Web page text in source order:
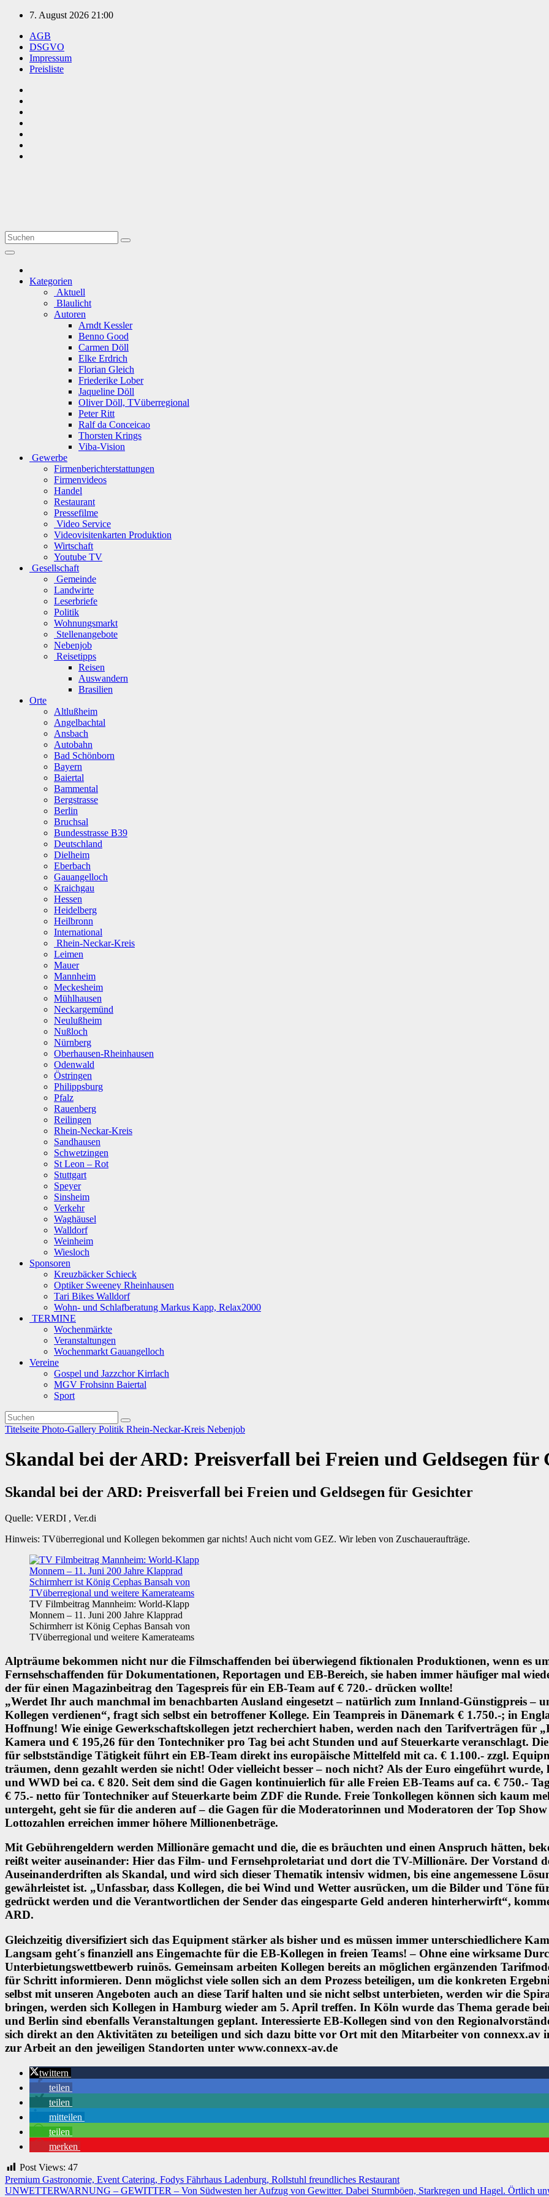
Zum
springen
7. August 2026 21:00
AGB
DSGVO
Impressum
Preisliste
Kategorien
Aktuell
Blaulicht
Autoren
Arndt Kessler
Benno Good
Carmen Döll
Elke Erdrich
Florian Gleich
Friederike Lober
Jaqueline Döll
Oliver Döll, TVüberregional
Peter Ritt
Ralf da Conceicao
Thorsten Krings
Viba-Vision
Gewerbe
Firmenberichterstattungen
Firmenvideos
Handel
Restaurant
Pressefilme
Video Service
Videovisitenkarten Produktion
Wirtschaft
Youtube TV
Gesellschaft
Gemeinde
Landwirte
Leserbriefe
Politik
Wohnungsmarkt
Stellenangebote
Nebenjob
Reisetipps
Reisen
Auswandern
Brasilien
Orte
Altlußheim
Angelbachtal
Ansbach
Autobahn
Bad Schönborn
Bayern
Baiertal
Bammental
Bergstrasse
Berlin
Bruchsal
Bundesstrasse B39
Deutschland
Dielheim
Eberbach
Gauangelloch
Kraichgau
Hessen
Heidelberg
Heilbronn
International
Rhein-Neckar-Kreis
Leimen
Mauer
Mannheim
Meckesheim
Mühlhausen
Neckargemünd
Neulußheim
Nußloch
Nürnberg
Oberhausen-Rheinhausen
Odenwald
Östringen
Philippsburg
Pfalz
Rauenberg
Reilingen
Rhein-Neckar-Kreis
Sandhausen
Schwetzingen
St Leon – Rot
Stuttgart
Speyer
Sinsheim
Verkehr
Waghäusel
Walldorf
Weinheim
Wiesloch
Sponsoren
Kreuzbäcker Schieck
Optiker Sweeney Rheinhausen
Tari Bikes Walldorf
Wohn- und Schlafberatung Markus Kapp, Relax2000
TERMINE
Wochenmärkte
Veranstaltungen
Wochenmarkt Gauangelloch
Vereine
Gospel und Jazzchor Kirrlach
MGV Frohsinn Baiertal
Sport
Titelseite Photo-Gallery Politik Rhein-Neckar-Kreis Nebenjob
Skandal bei der ARD: Preisverfall bei Freien und Geldsegen für
Skandal bei der ARD: Preisverfall bei Freien und Geldsegen für Gesichter
Quelle: VERDI , Ver.di
Hinweis: TVüberregional und Kollegen bekommen gar nichts! Auch nicht vom GEZ. Wir leben von Zuschaueraufträge.
TV Filmbeitrag Mannheim: World-Klapp
Monnem – 11. Juni 200 Jahre Klapprad
Schirmherr ist König Cephas Bansah von
TVüberregional und weitere Kamerateams
Alpträume bekommen nicht nur die Filmschaffenden bei überwiegend fiktionalen Produktionen, wenn es
Fernsehschaffenden für Dokumentationen, Reportagen und EB-Bereich, sie haben immer häufiger mal
der für einen Magazinbeitrag den Tagespreis für ein EB-Team auf € 720.- drücken wollte!
„Werdet Ihr auch manchmal im benachbarten Ausland eingesetzt – natürlich zum Innland-Günstigpreis –
Kollegen verdienen“, fragt sich selbst ein betroffener Kollege. Ein Teampreis in Dänemark € 1.750.-; in
Hoffnung! Wie einige Gewerkschaftskollegen jetzt recherchiert haben, werden nach den Tarifverträgen für
Kamera und € 195,26 für den Tontechniker pro Tag bei acht Stunden und auf Steuerkarte veranschlagt.
für selbstständige Tätigkeit führt ein EB-Team direkt ins europäische Mittelfeld mit ca. € 1.100.- zzgl.
träumen, denn gezahlt werden sie nicht! Oder vielleicht besser – noch nicht? Als der Euro eingeführt
und WWD bei ca. € 820. Seit dem sind die Gagen kontinuierlich für alle Freien EB-Teams auf ca. € 750.-
€ 75.- netto für Tontechniker auf Steuerkarte beim ZDF die Runde. Freie Tonkollegen können sich kaum
untergeht, geht sie für die anderen auf – die Gagen für die Moderatorinnen und Moderatoren der Top
Lottozahlen erreichen immer höhere Millionenbeträge.
Mit Gebührengeldern werden Millionäre gemacht und die, die es bräuchten und einen Anspruch hätten,
reißt weiter auseinander: Hier das Film- und Fernsehproletariat und dort die TV-Millionäre. Der Vorstand
Auseinanderdriften als Skandal, und wird sich dieser Thematik intensiv widmen, bis eine angemessene
gewährleistet ist. „Unfassbar, dass Kollegen, die bei Wind und Wetter ausrücken, um die Bilder und Töne
gedrückt werden und die Verantwortlichen der Sender das eingesparte Geld anderen hinterherwirft“,
ARD.
Gleichzeitig diversifiziert sich das Equipment stärker als bisher und es müssen immer unterschiedlichere
Langsam geht´s finanziell ans Eingemachte für die EB-Kollegen in freien Teams! – Ohne eine wirksame
Unterbietungswettbewerb ruinös. Gemeinsam arbeiten Kollegen bereits an möglichen ergänzenden
für Schritt informieren. Denn möglichst viele sollen sich an dem Prozess beteiligen, um die konkreten
selbst mit unseren Angeboten auch an diese Tarif halten und sie nicht selbst unterbieten, werden wir die
bringen, werden sich Kollegen in Hamburg wieder am 5. April treffen. In Köln wurde das Thema gerade
und Berlin sind ebenfalls Veranstaltungen geplant. Interessierte EB-Kollegen sind von den
sich direkt an den Aktivitäten zu beteiligen und sich dazu bitte vor Ort mit den Mitarbeiter von
zur Arbeit an den jeweiligen Standorten unter www.connexx-av.de
twittern
teilen
teilen
mitteilen
teilen
merken
Post Views: 47
Beitragsnavigation
Premium Gastronomie, Event Catering, Fodys Fährhaus Ladenburg, Rollstuhl freundliches Restaurant
UNWETTERWARNUNG – GEWITTER – Von Südwesten her Aufzug von Gewitter. Dabei Sturmböen, Starkregen und Hagel. Örtlich